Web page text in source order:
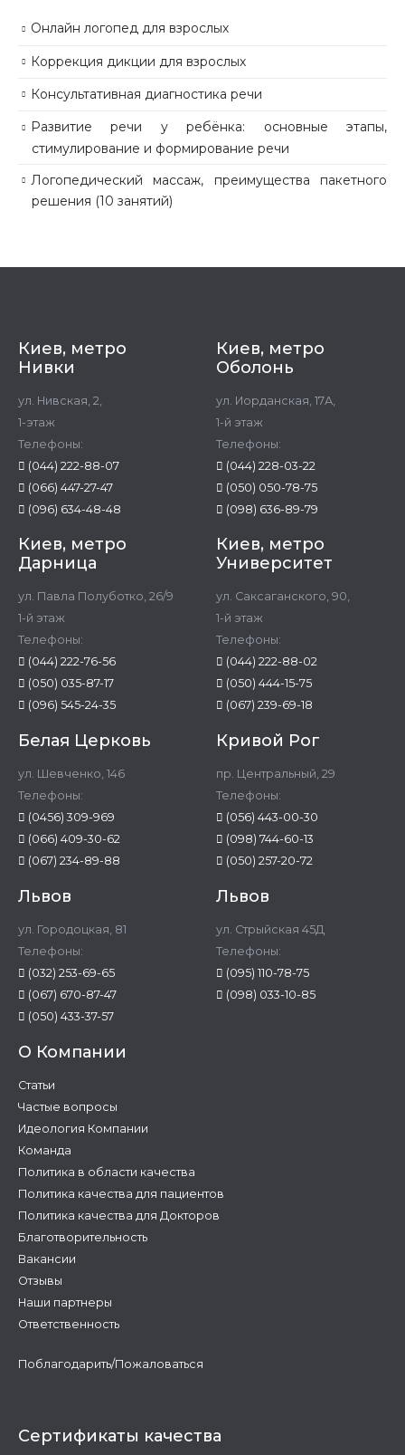
Онлайн логопед для взрослых
Коррекция дикции для взрослых
Консультативная диагностика речи
Развитие речи у ребёнка: основные этапы,
стимулирование и формирование речи
Логопедический массаж, преимущества пакетного
решения (10 занятий)
Киев, метро
Нивки
ул. Нивская, 2,
1-этаж
Телефоны:
(044) 222-88-07
(066) 447-27-47
(096) 634-48-48
Киев, метро
Оболонь
ул. Иорданская, 17А,
1-й этаж
Телефоны:
(044) 228-03-22
(050) 050-78-75
(098) 636-89-79
Киев, метро
Дарница
ул. Павла Полуботко, 26/9
1-й этаж
Телефоны:
(044) 222-76-56
(050) 035-87-17
(096) 545-24-35
Киев, метро
Университет
ул. Саксаганского, 90,
1-й этаж
Телефоны:
(044) 222-88-02
(050) 444-15-75
(067) 239-69-18
Белая Церковь
ул. Шевченко, 146
Телефоны:
(0456) 309-969
(066) 409-30-62
(067) 234-89-88
Кривой Рог
пр. Центральный, 29
Телефоны:
(056) 443-00-30
(098) 744-60-13
(050) 257-20-72
Львов
ул. Городоцкая, 81
Телефоны:
(032) 253-69-65
(067) 670-87-47
(050) 433-37-57
Львов
ул. Стрыйская 45Д
Телефоны:
(095) 110-78-75
(098) 033-10-85
О Компании
Статьи
Частые вопросы
Идеология Компании
Команда
Политика в области качества
Политика качества для пациентов
Политика качества для Докторов
Благотворительность
Вакансии
Отзывы
Наши партнеры
Ответственность
Поблагодарить/Пожаловаться
Сертификаты качества